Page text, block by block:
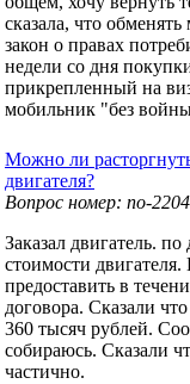
сказала, что
закон о правах
недели со дня
прикрепленный на
мобильник "без
Можно ли
двигателя?
Вопрос номер: no-
Заказал двигатель.
стоимости
предоставить в
договора. Сказали
360 тысяч рублей.
собираюсь. Сказали
частично.